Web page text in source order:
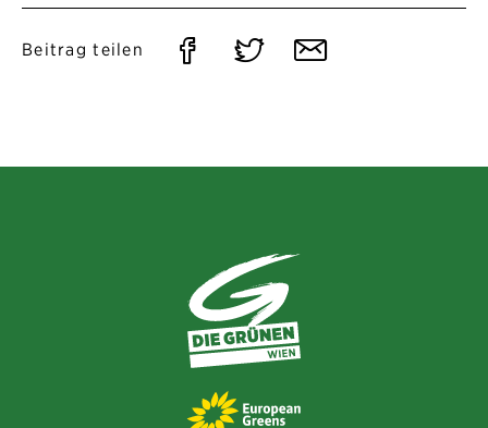
Beitrag teilen
Auf Auf Per